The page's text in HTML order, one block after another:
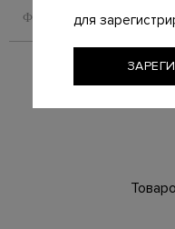
ФИЛЬТРОВАТЬ
для